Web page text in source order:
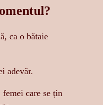
ca o bătaie
adevăr.
care se țin